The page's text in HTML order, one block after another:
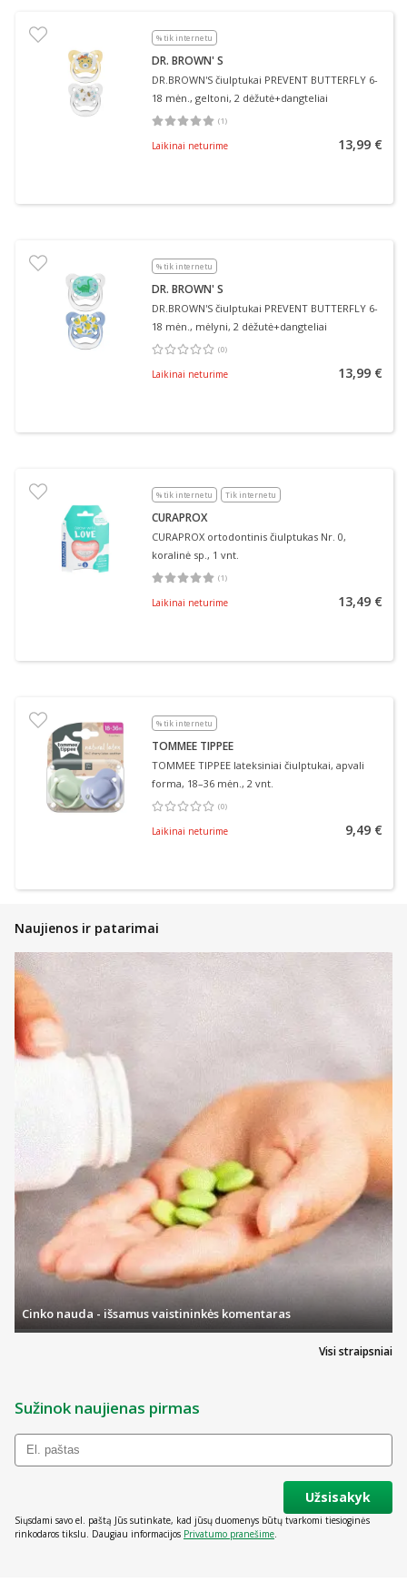
% tik internetu
DR. BROWN' S
DR.BROWN'S čiulptukai PREVENT BUTTERFLY 6-
18 mėn., geltoni, 2 dėžutė+dangteliai
(1)
Vidutinis įvertinimas 5.00
Laikinai neturime 13,99 €
% tik internetu
DR. BROWN' S
DR.BROWN'S čiulptukai PREVENT BUTTERFLY 6-
18 mėn., mėlyni, 2 dėžutė+dangteliai
(0)
Vidutinis įvertinimas 0.00
Laikinai neturime 13,99 €
% tik internetu Tik internetu
CURAPROX
CURAPROX ortodontinis čiulptukas Nr. 0,
koralinė sp., 1 vnt.
(1)
Vidutinis įvertinimas 5.00
Laikinai neturime 13,49 €
% tik internetu
TOMMEE TIPPEE
TOMMEE TIPPEE lateksiniai čiulptukai, apvali
forma, 18–36 mėn., 2 vnt.
(0)
Vidutinis įvertinimas 0.00
Laikinai neturime 9,49 €
Naujienos ir patarimai
Visi straipsniai
Cinko nauda - išsamus vaistininkės komentaras
Sužinok naujienas pirmas
Užsisakyk
Siųsdami savo el. paštą Jūs sutinkate, kad jūsų duomenys būtų tvarkomi tiesioginės
rinkodaros tikslu. Daugiau informacijos Privatumo pranešime.